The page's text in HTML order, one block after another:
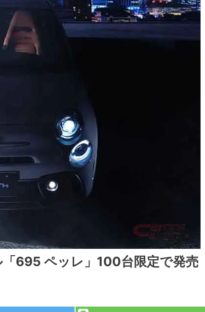
695 ペッレ」100台限定で発売